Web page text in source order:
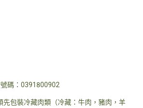
碼：0391800902
包裝冷藏肉類（冷藏：牛肉，豬肉，羊